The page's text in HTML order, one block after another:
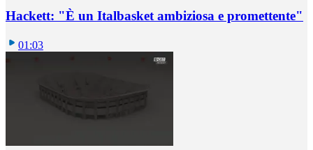
Hackett: "È un Italbasket ambiziosa e promettente"
01:03